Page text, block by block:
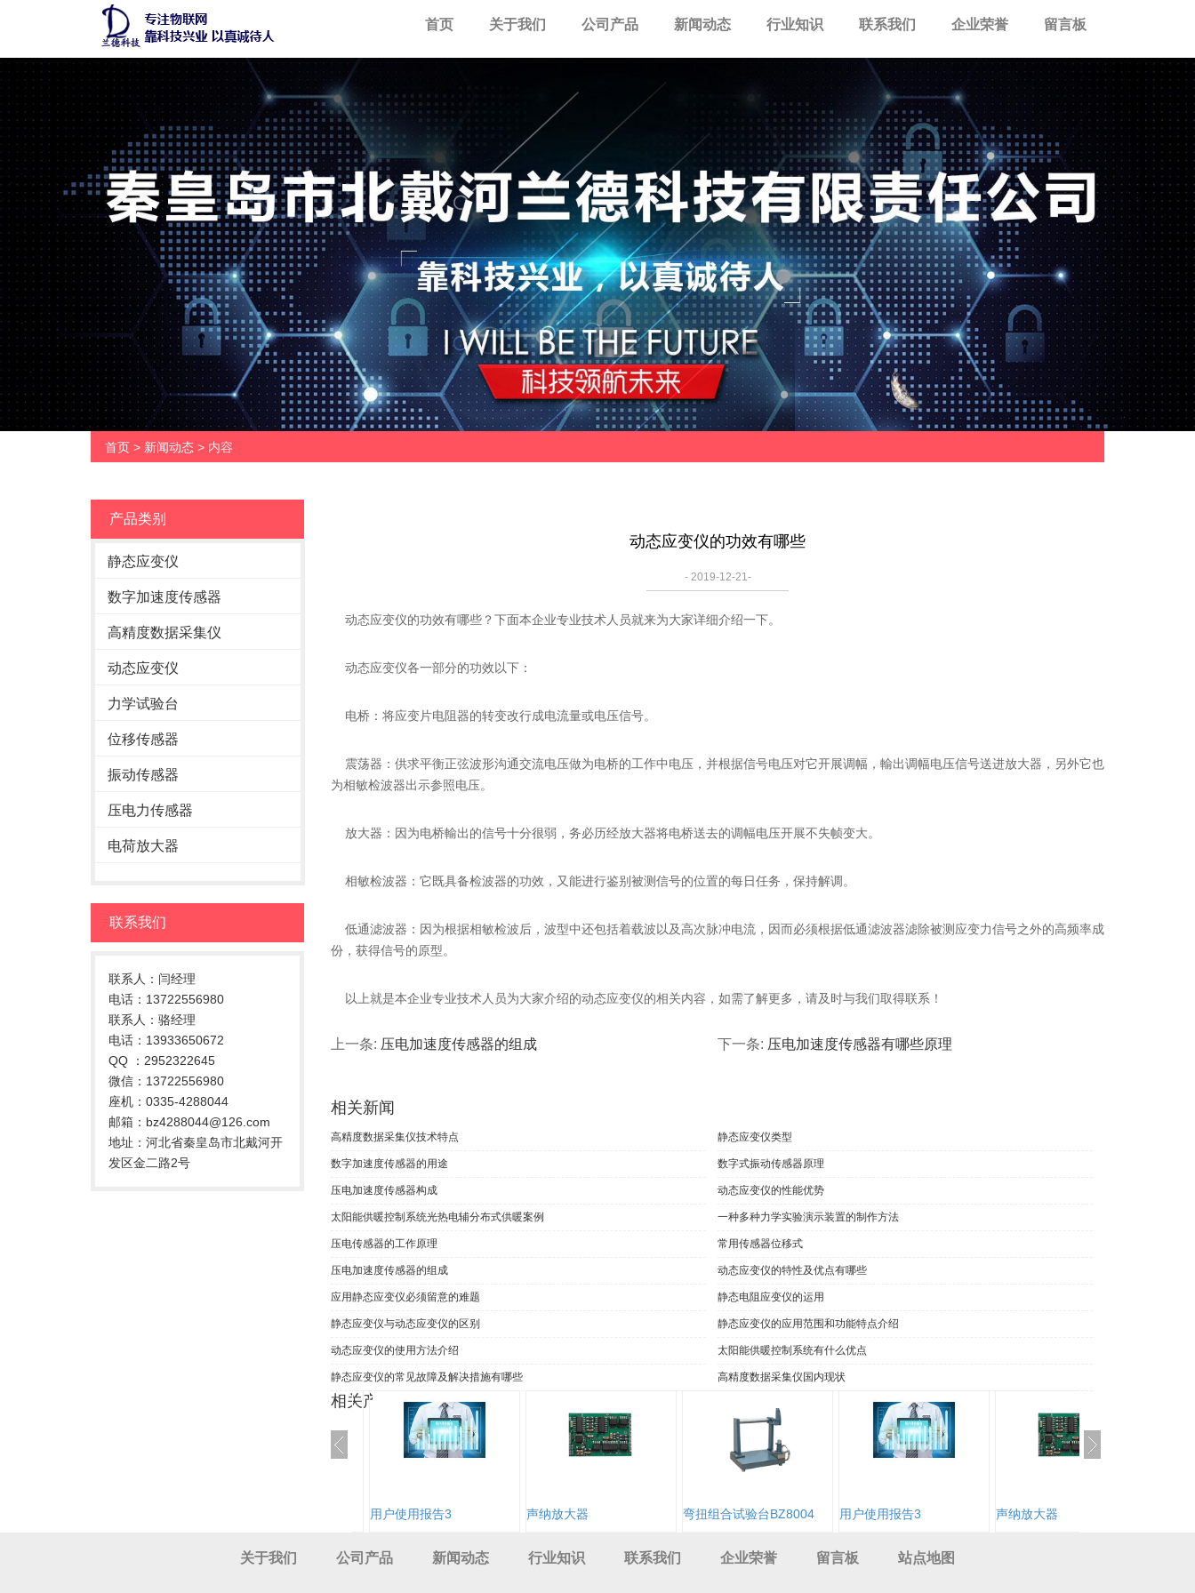
首页 关于我们 公司产品 新闻动态 行业知识 联系我们 企业荣誉 留言板
首页 > 新闻动态 > 内容
产品类别
静态应变仪
数字加速度传感器
高精度数据采集仪
动态应变仪
力学试验台
位移传感器
振动传感器
压电力传感器
电荷放大器
联系我们
联系人：闫经理
电话：13722556980
联系人：骆经理
电话：13933650672
QQ ：2952322645
微信：13722556980
座机：0335-4288044
邮箱：bz4288044@126.com
地址：河北省秦皇岛市北戴河开
发区金二路2号
​动态应变仪的功效有哪些
- 2019-12-21-
动态应变仪的功效有哪些？下面本企业专业技术人员就来为大家详细介绍一下。
动态应变仪各一部分的功效以下：
电桥：将应变片电阻器的转变改行成电流量或电压信号。
震荡器：供求平衡正弦波形沟通交流电压做为电桥的工作中电压，并根据信号电压对它开展调幅，輸出调幅电压信号送进放大器，另外它也
为相敏检波器出示参照电压。
放大器：因为电桥輸出的信号十分很弱，务必历经放大器将电桥送去的调幅电压开展不失帧变大。
相敏检波器：它既具备检波器的功效，又能进行鉴别被测信号的位置的每日任务，保持解调。
低通滤波器：因为根据相敏检波后，波型中还包括着载波以及高次脉冲电流，因而必须根据低通滤波器滤除被测应变力信号之外的高频率成
份，获得信号的原型。
以上就是本企业专业技术人员为大家介绍的动态应变仪的相关内容，如需了解更多，请及时与我们取得联系！
上一条: 压电加速度传感器的组成 下一条: 压电加速度传感器有哪些原理
相关新闻
高精度数据采集仪技术特点 静态应变仪类型
数字加速度传感器的用途 数字式振动传感器原理
压电加速度传感器构成 动态应变仪的性能优势
太阳能供暖控制系统光热电辅分布式供暖案例 一种多种力学实验演示装置的制作方法
压电传感器的工作原理 常用传感器位移式
压电加速度传感器的组成 动态应变仪的特性及优点有哪些
应用静态应变仪必须留意的难题 静态电阻应变仪的运用
静态应变仪与动态应变仪的区别 静态应变仪的应用范围和功能特点介绍
动态应变仪的使用方法介绍 太阳能供暖控制系统有什么优点
静态应变仪的常见故障及解决措施有哪些 高精度数据采集仪国内现状
相关产品
用户使用报告3 声纳放大器 弯扭组合试验台BZ8004 用户使用报告3 声纳放大器
关于我们 公司产品 新闻动态 行业知识 联系我们 企业荣誉 留言板 站点地图